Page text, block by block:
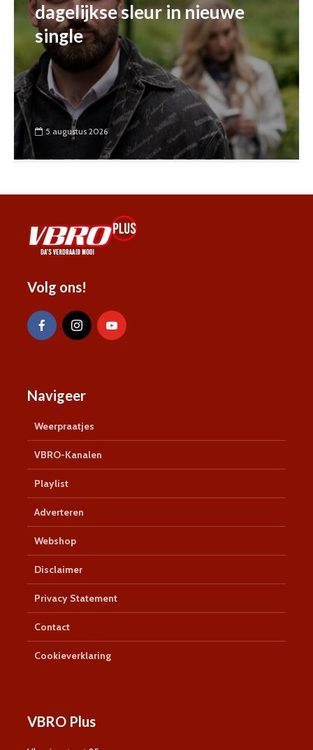
dagelijkse sleur in nieuwe
single
5 augustus 2026
Volg ons!
Navigeer
Weerpraatjes
VBRO-Kanalen
Playlist
Adverteren
Webshop
Disclaimer
Privacy Statement
Contact
Cookieverklaring
VBRO Plus